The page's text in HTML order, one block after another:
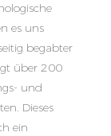
es uns
begabter
über 200
und
Dieses
ein